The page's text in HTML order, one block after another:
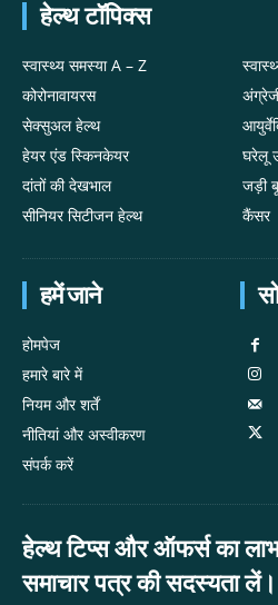
हेल्थ टॉपिक्स
स्वास्थ्य समस्या A – Z
कोरोनावायरस
सेक्सुअल हेल्थ
हेयर एंड स्किनकेयर
दांतों की देखभाल
सीनियर सिटीजन हेल्थ
घरेलू
जड़ी
कैंसर
हमें जाने
होमपेज
हमारे बारे में
नियम और शर्तें
नीतियां और अस्वीकरण
संपर्क करें
हेल्थ टिप्स और ऑफर्स का
समाचार पत्र की सदस्यता लें।